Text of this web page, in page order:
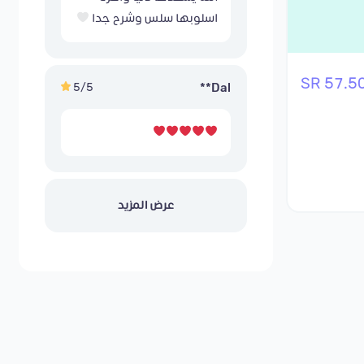
57.50
اسلوبها سلس وشرح جدا
Dal**
5/5
عرض المزيد